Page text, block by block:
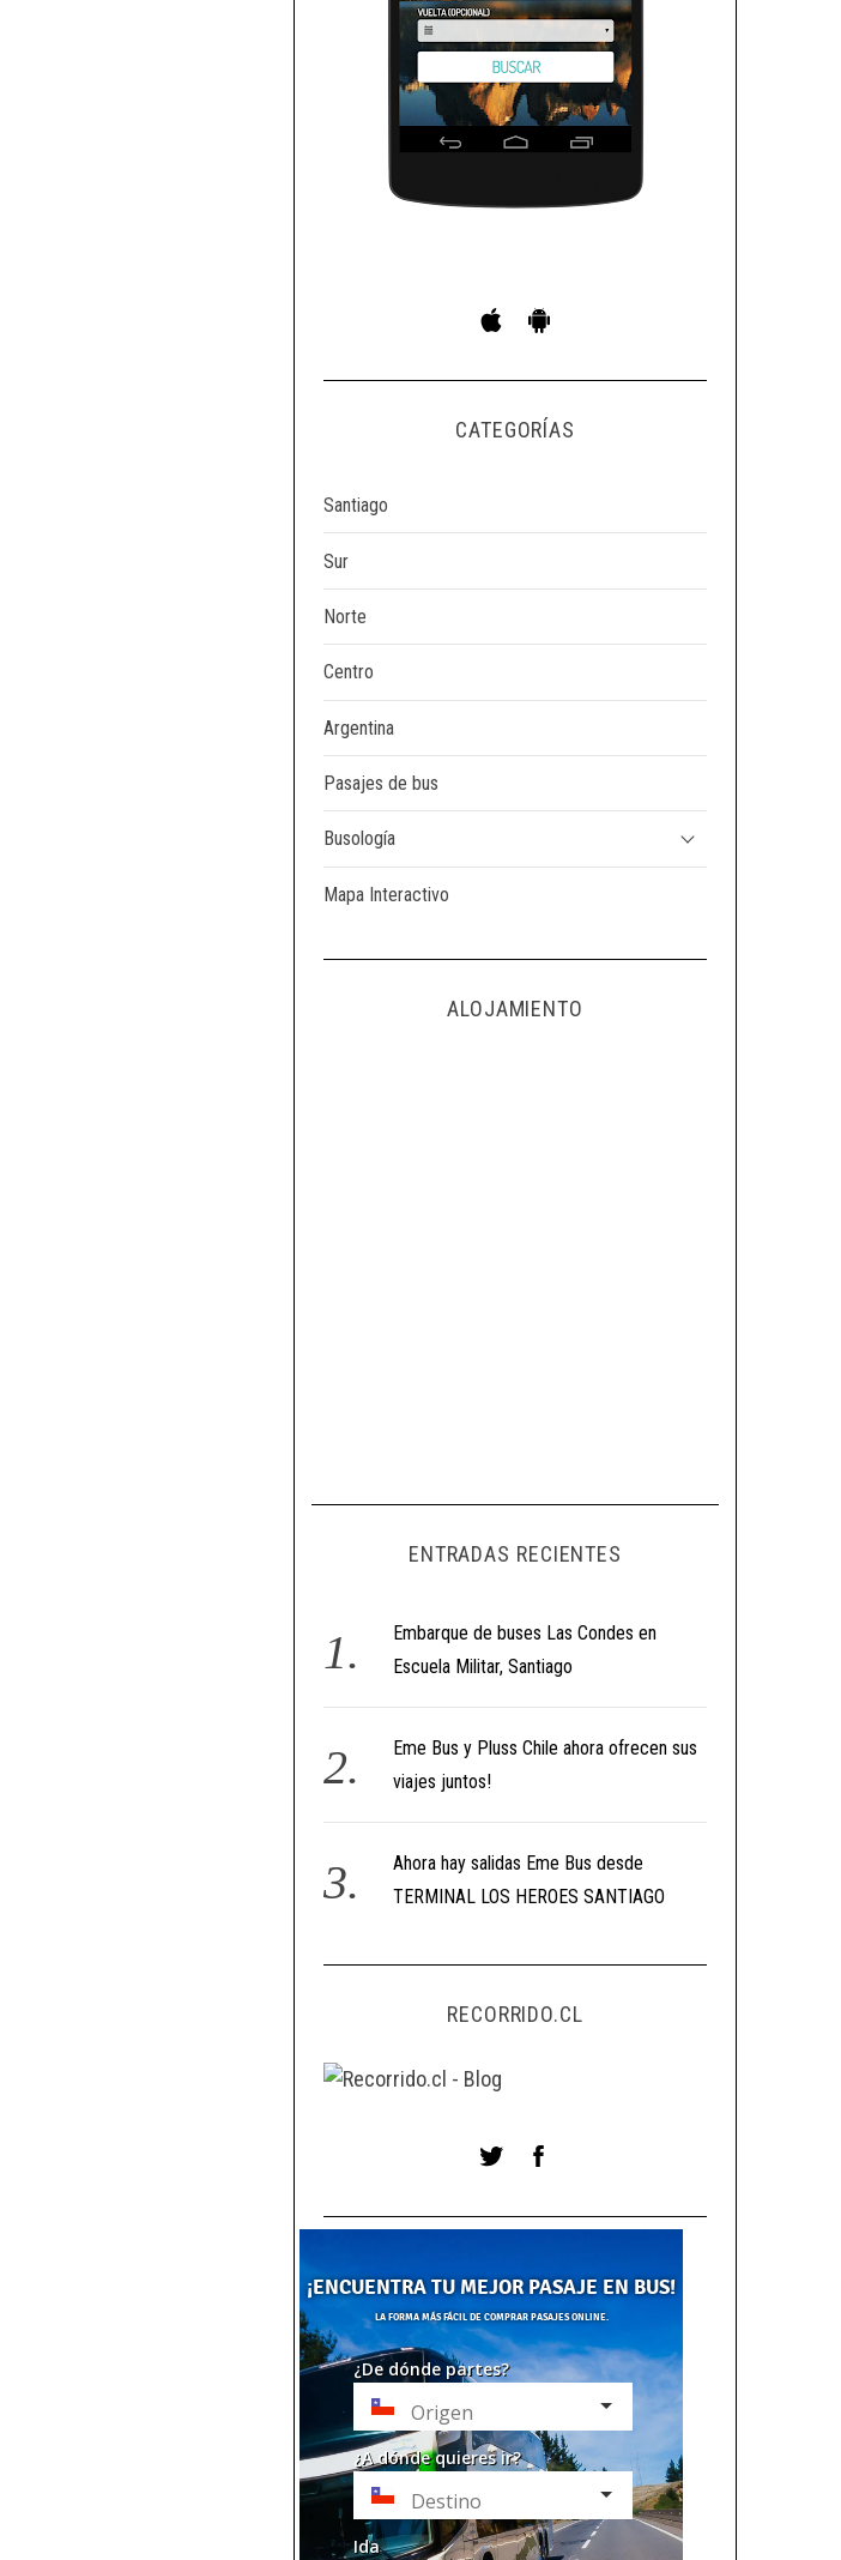
CATEGORÍAS
Santiago
Sur
Norte
Centro
Argentina
Pasajes de bus
Busología
Mapa Interactivo
ALOJAMIENTO
ENTRADAS RECIENTES
Embarque de buses Las Condes en
Escuela Militar, Santiago
Eme Bus y Pluss Chile ahora ofrecen sus
viajes juntos!
Ahora hay salidas Eme Bus desde
TERMINAL LOS HEROES SANTIAGO
RECORRIDO.CL